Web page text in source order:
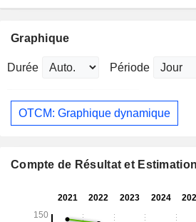
Graphique
Durée Période
OTCM: Graphique dynamique
Compte de Résultat et